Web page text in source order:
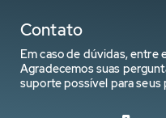
Contato
Em caso de dúvidas, entre
Agradecemos suas
suporte possível para seus